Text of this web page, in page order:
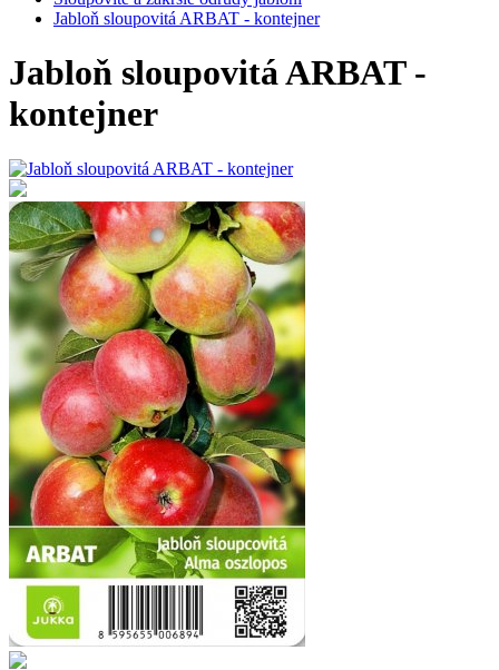
Jabloň sloupovitá ARBAT - kontejner
Jabloň sloupovitá ARBAT -
kontejner